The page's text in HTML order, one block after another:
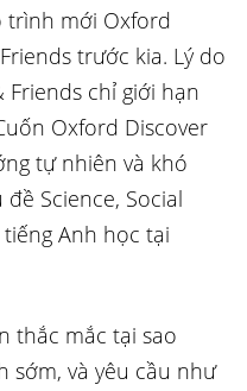
trình mới Oxford
trước kia. Lý do
chỉ giới hạn
Oxford Discover
tự nhiên và khó
Science, Social
Anh học tại
thắc mắc tại sao
sớm, và yêu cầu như